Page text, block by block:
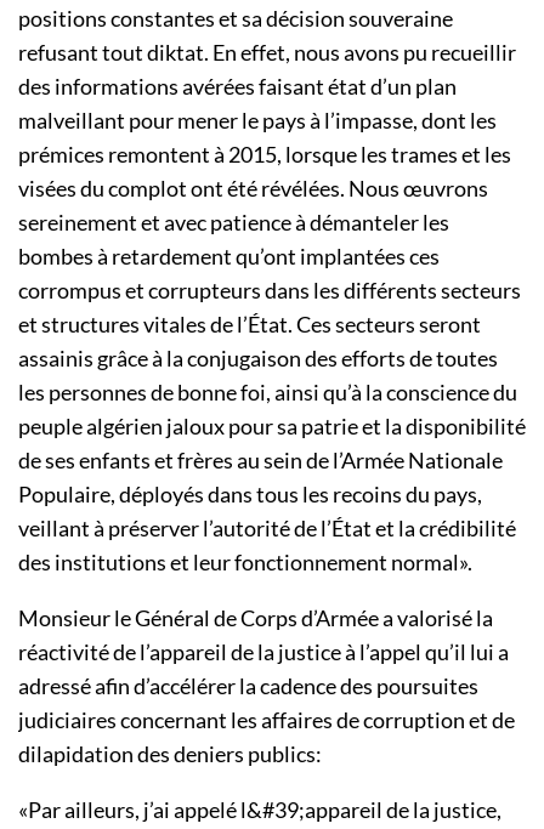
positions constantes et sa décision souveraine
refusant tout diktat. En effet, nous avons pu recueillir
des informations avérées faisant état d’un plan
malveillant pour mener le pays à l’impasse, dont les
prémices remontent à 2015, lorsque les trames et les
visées du complot ont été révélées. Nous œuvrons
sereinement et avec patience à démanteler les
bombes à retardement qu’ont implantées ces
corrompus et corrupteurs dans les différents secteurs
et structures vitales de l’État. Ces secteurs seront
assainis grâce à la conjugaison des efforts de toutes
les personnes de bonne foi, ainsi qu’à la conscience du
peuple algérien jaloux pour sa patrie et la disponibilité
de ses enfants et frères au sein de l’Armée Nationale
Populaire, déployés dans tous les recoins du pays,
veillant à préserver l’autorité de l’État et la crédibilité
des institutions et leur fonctionnement normal».
Monsieur le Général de Corps d’Armée a valorisé la
réactivité de l’appareil de la justice à l’appel qu’il lui a
adressé afin d’accélérer la cadence des poursuites
judiciaires concernant les affaires de corruption et de
dilapidation des deniers publics:
«Par ailleurs, j’ai appelé l&#39;appareil de la justice,